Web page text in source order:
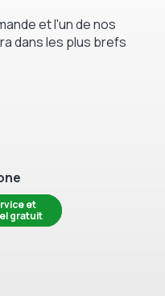
et l'un de nos
dans les plus brefs
et
gratuit